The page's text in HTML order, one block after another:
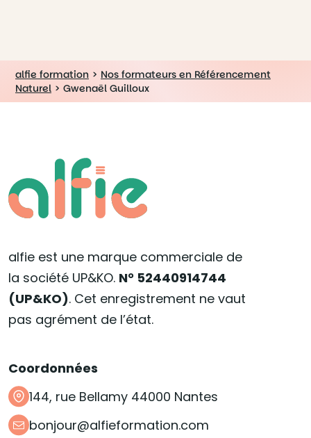
alfie formation > Nos formateurs en Référencement
Naturel > Gwenaël Guilloux
alfie est une marque commerciale de
la société UP&KO. N° 52440914744
(UP&KO). Cet enregistrement ne vaut
pas agrément de l’état.
Coordonnées
144, rue Bellamy 44000 Nantes
bonjour@alfieformation.com